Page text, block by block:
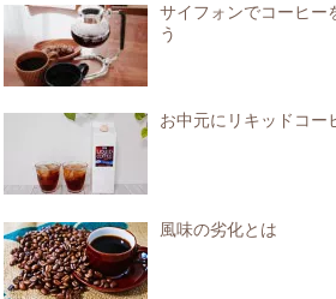
サイフォンでコーヒー
う
お中元にリキッドコー
風味の劣化とは